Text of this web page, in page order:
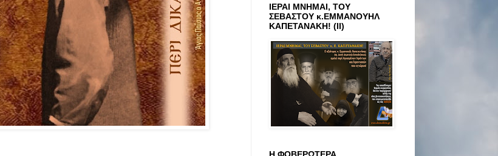
ΙΕΡΑΙ ΜΝΗΜΑΙ, ΤΟΥ
ΣΕΒΑΣΤΟΥ κ.ΕΜΜΑΝΟΥΗΛ
ΚΑΠΕΤΑΝΑΚΗ! (ΙΙ)
Η ΦΟΒΕΡΩΤΕΡΑ